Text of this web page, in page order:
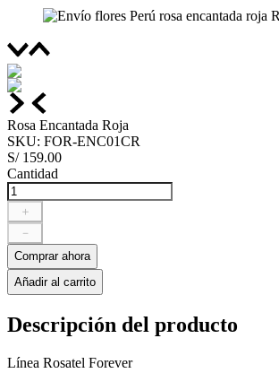
Rosa Encantada Roja
SKU: FOR-ENC01CR
S/ 159.00
Cantidad
＋
－
Comprar ahora
Añadir al carrito
Descripción del producto
Línea Rosatel Forever